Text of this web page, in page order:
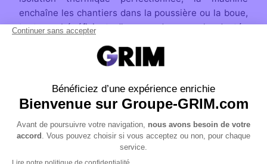
enchaîne les chantiers dans la poussière ou la boue,
tout en bénéficiant d’une garde au sol adaptée
périphérique optimisée pour anticiper chaque
obstacle en toutes circonstances.
Le couteau suisse du monde
professionnel
Loin d’être une simple machine de traction, ce quad
intègre des innovations utilitaires majeures, des